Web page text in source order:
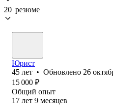
20 резюме
Юрист
45 лет • Обновлено 26
15 000 ₽
Общий опыт
17 лет 9 месяцев